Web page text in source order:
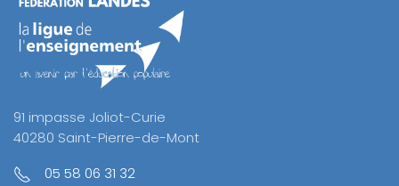
91 impasse Joliot-Curie
40280 Saint-Pierre-de-Mont
05 58 06 31 32